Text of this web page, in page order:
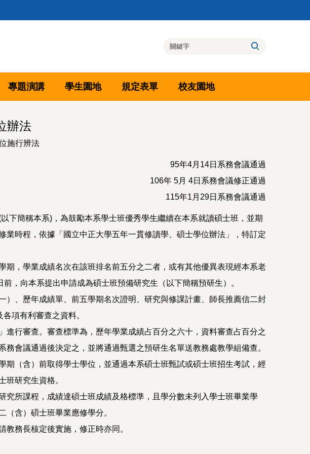
專題演講 學生園地 規定表單 校友園地
辦法
施行辨法
95年4月14日系務會議通過
106年 5月 4日系務會議修正通過
115年1月29日系務會議通過
下簡稱本系)，為鼓勵本系學士班優秀學生繼續在本系就讀碩士班，並期
業時程，依據「國立中正大學五年一貫修讀學、碩士學位辦法」，特訂定
期，學業成績名次在該班排名前五分之二者，或有其他優異表現經本系老
，向本系提出申請成為碩士班預備研究生（以下簡稱預研生）。
）、歷年成績單、前五學期名次證明、研究與修課計畫、師長推薦信二封
項有利審查之資料。
進行審查。審查標準為，歷年學業成績占百分之六十，資料審查占百分之
務會議通過後決定之，並將通過甄選之預研生名單送教務處教學組備查。
期（含）前取得學士學位，並通過本系碩士班甄試或碩士班招生考試，經
班研究生資格。
究所課程，成績達碩士班成績及格標準，且學分數未列入學士班畢業學
（含）碩士班畢業應修學分。
教務長核定後實施，修正時亦同。